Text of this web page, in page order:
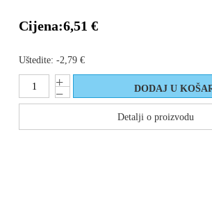
Cijena:6,51 €
Uštedite: -2,79 €
Detalji o proizvodu